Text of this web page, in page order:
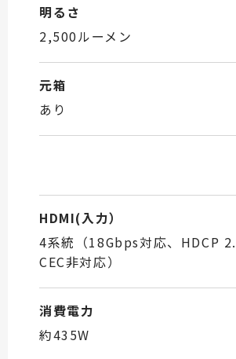
明るさ
2,500ルーメン
元箱
あり
HDMI(入力）
4系統（18Gbps対応、HDCP
CEC非対応）
消費電力
約435W